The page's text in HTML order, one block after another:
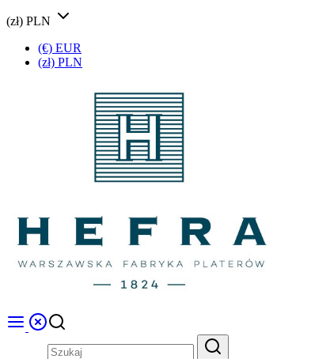
(zł) PLN
(€) EUR
(zł) PLN